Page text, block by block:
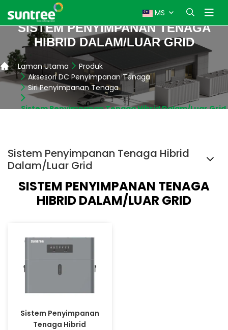
MS
SISTEM PENYIMPANAN TENAGA
HIBRID DALAM/LUAR GRID
Laman Utama
Produk
Aksesori DC Penyimpanan Tenaga
Siri Penyimpanan Tenaga
Sistem Penyimpanan Tenaga Hibrid Dalam/Luar Grid
Sistem Penyimpanan Tenaga Hibrid
Dalam/Luar Grid
SISTEM PENYIMPANAN TENAGA
HIBRID DALAM/LUAR GRID
Sistem Penyimpanan
Tenaga Hibrid